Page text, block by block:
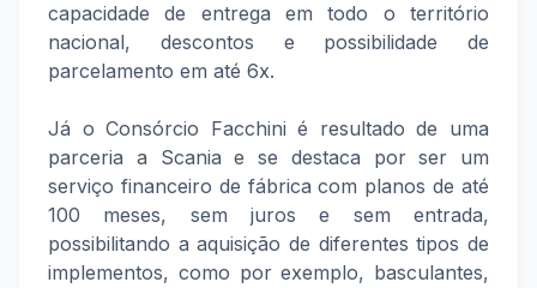
capacidade de entrega em todo o território
nacional, descontos e possibilidade de
parcelamento em até 6x.
Já o Consórcio Facchini é resultado de uma
parceria a Scania e se destaca por ser um
serviço financeiro de fábrica com planos de até
100 meses, sem juros e sem entrada,
possibilitando a aquisição de diferentes tipos de
implementos, como por exemplo, basculantes,